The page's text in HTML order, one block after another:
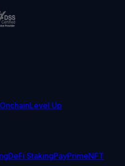
OnchainLevel Up
DeFi StakingPayPrimeNFT